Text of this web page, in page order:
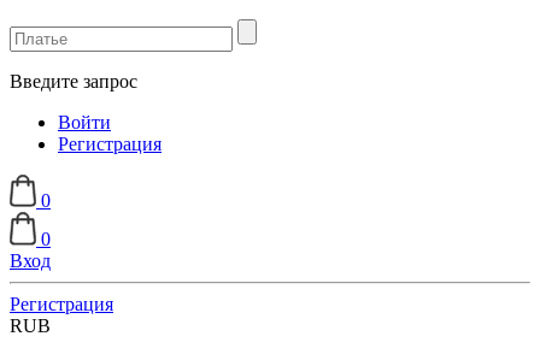
Введите запрос
Войти
Регистрация
0
0
Вход
Регистрация
RUB